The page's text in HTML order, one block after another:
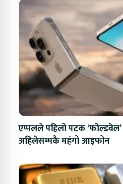
एप्पलले पहिलो पटक
अहिलेसम्मकै महंगो आइफोन